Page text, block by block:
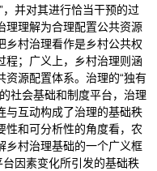
并对其进行恰当干预的过
理理解为合理配置公共资源
乡村治理看作是乡村公共权
程；广义上，乡村治理则涵
资源配置体系。治理的“独有
社会基础和制度平台，治理
与互动构成了治理的基础秩
性和可分析性的角度看，农
乡村治理基础的一个广义框
因素变化所引发的基础秩